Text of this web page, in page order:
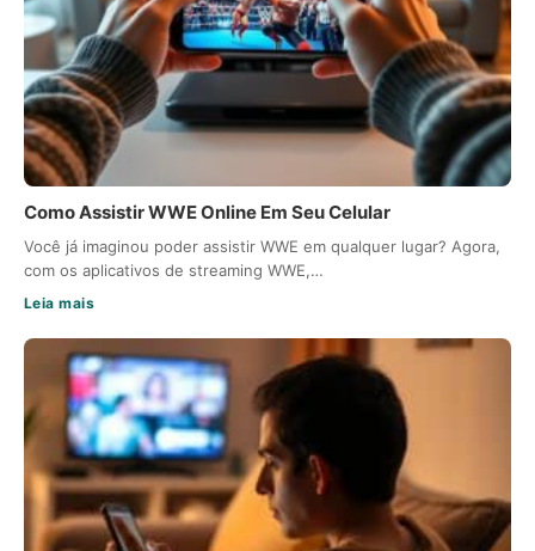
Como Assistir WWE Online Em Seu Celular
Você já imaginou poder assistir WWE em qualquer lugar? Agora,
com os aplicativos de streaming WWE,…
Leia mais